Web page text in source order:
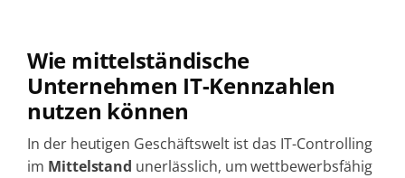
Wie mittelständische
Unternehmen IT-Kennzahlen
nutzen können
In der heutigen Geschäftswelt ist das IT-Controlling
im Mittelstand unerlässlich, um wettbewerbsfähig